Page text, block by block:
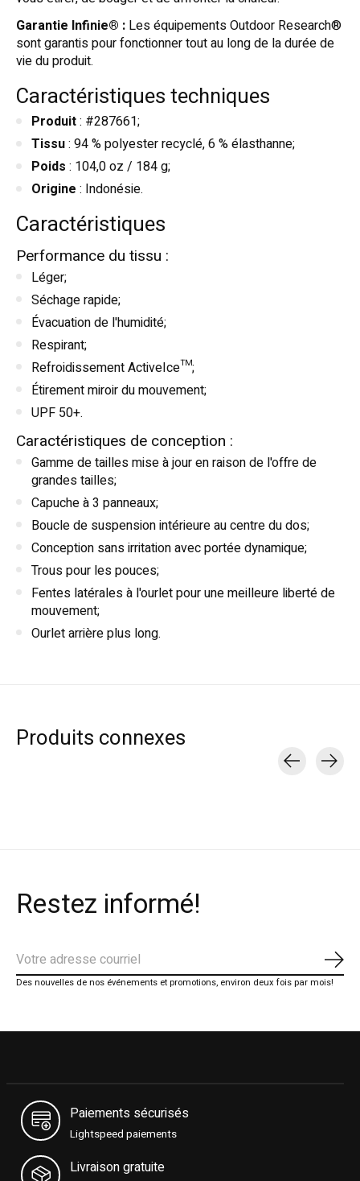
Garantie Infinie® : Les équipements Outdoor Research®
sont garantis pour fonctionner tout au long de la durée de
vie du produit.
Caractéristiques techniques
Produit: #287661;
Tissu: 94 % polyester recyclé, 6 % élasthanne;
Poids : 104,0 oz / 184 g;
Origine : Indonésie.
Caractéristiques
Performance du tissu :
Léger;
Séchage rapide;
Évacuation de l'humidité;
Respirant;
Refroidissement ActiveIce™;
Étirement miroir du mouvement;
UPF 50+.
Caractéristiques de conception :
Gamme de tailles mise à jour en raison de l'offre de
grandes tailles;
Capuche à 3 panneaux;
Boucle de suspension intérieure au centre du dos;
Conception sans irritation avec portée dynamique;
Trous pour les pouces;
Fentes latérales à l'ourlet pour une meilleure liberté de
mouvement;
Ourlet arrière plus long.
Produits connexes
Restez informé!
Des nouvelles de nos événements et promotions, environ deux fois par mois!
Paiements sécurisés
Lightspeed paiements
Livraison gratuite